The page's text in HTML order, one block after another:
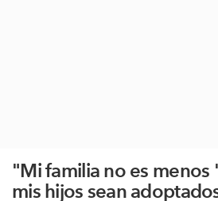
"Mi familia no es
mis hijos sean